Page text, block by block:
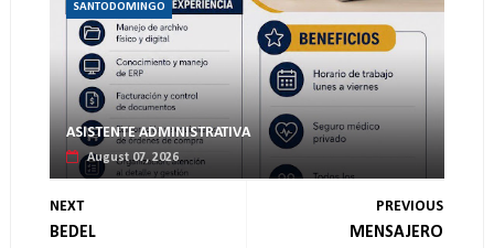
SANTODOMINGO
ASISTENTE ADMINISTRATIVA
August 07, 2026
NEXT
BEDEL
PREVIOUS
MENSAJERO